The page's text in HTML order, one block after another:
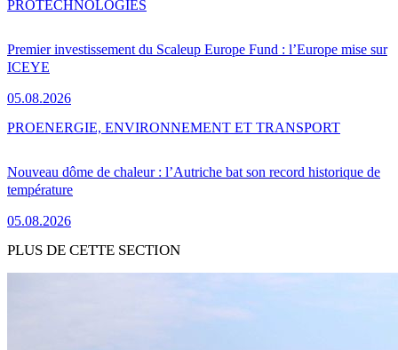
Premier investissement du Scaleup Europe Fund : l’Europe mise sur
ICEYE
05.08.2026
PROTECHNOLOGIES
Nouveau dôme de chaleur : l’Autriche bat son record historique de
température
05.08.2026
PROENERGIE, ENVIRONNEMENT ET TRANSPORT
PLUS DE CETTE SECTION